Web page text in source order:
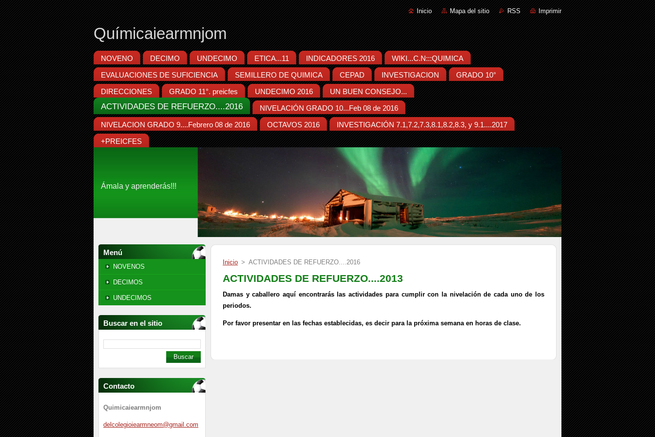
Inicio Mapa del sitio RSS Imprimir
Químicaiearmnjom
NOVENO DECIMO UNDECIMO ETICA...11 INDICADORES 2016 WIKI...C.N:::QUIMICA
EVALUACIONES DE SUFICIENCIA SEMILLERO DE QUIMICA CEPAD INVESTIGACION GRADO 10°
DIRECCIONES GRADO 11°. preicfes UNDECIMO 2016 UN BUEN CONSEJO...
ACTIVIDADES DE REFUERZO....2016 NIVELACIÓN GRADO 10...Feb 08 de 2016
NIVELACION GRADO 9....Febrero 08 de 2016 OCTAVOS 2016 INVESTIGACIÓN 7.1,7.2,7.3,8.1,8.2,8.3, y 9.1....2017
+PREICFES
Ámala y aprenderás!!!
Menú
NOVENOS
DECIMOS
UNDECIMOS
Buscar en el sitio
Contacto
Quimicaiearmnjom
delcolegioiearmneom@gmai l.com
Inicio > ACTIVIDADES DE REFUERZO....2016
ACTIVIDADES DE REFUERZO....2013
Damas y caballero aquí encontrarás las actividades para cumplir con la nivelación de cada uno de los
periodos.
Por favor presentar en las fechas establecidas, es decir para la próxima semana en horas de clase.